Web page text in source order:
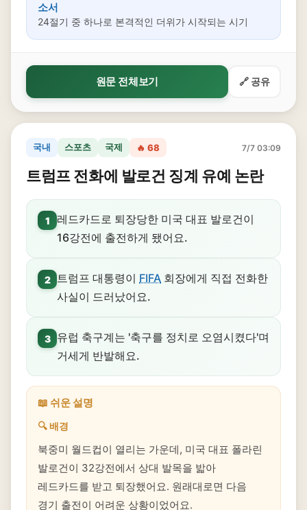
소서
24절기 중 하나로 본격적인 더위가 시작되는 시기
원문 전체보기 🔗 공유
국내 스포츠 국제 🔥 68 7/7 03:09
트럼프 전화에 발로건 징계 유예 논란
1
레드카드로 퇴장당한 미국 대표 발로건이
16강전에 출전하게 됐어요.
2 트럼프 대통령이 FIFA 회장에게 직접 전화한
사실이 드러났어요.
3
유럽 축구계는 '축구를 정치로 오염시켰다'며
거세게 반발해요.
📖 쉬운 설명
🔍 배경
북중미 월드컵이 열리는 가운데, 미국 대표 폴라린
발로건이 32강전에서 상대 발목을 밟아
레드카드를 받고 퇴장했어요. 원래대로면 다음
경기 출전이 어려운 상황이었어요.